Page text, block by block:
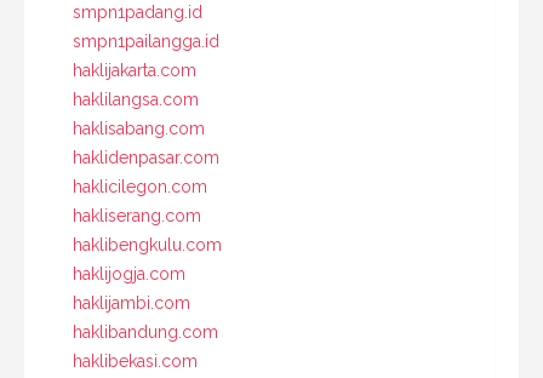
smpn1padang.id
smpn1pailangga.id
haklijakarta.com
haklilangsa.com
haklisabang.com
haklidenpasar.com
haklicilegon.com
hakliserang.com
haklibengkulu.com
haklijogja.com
haklijambi.com
haklibandung.com
haklibekasi.com